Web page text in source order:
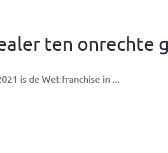
ten onrechte
is de Wet franchise in ...